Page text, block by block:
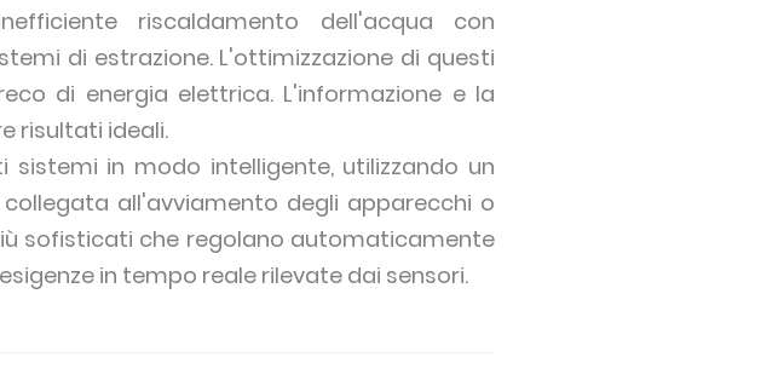
riscaldamento dell'acqua con
di estrazione. L'ottimizzazione di questi
di energia elettrica. L'informazione e la
risultati ideali.
in modo intelligente, utilizzando un
all'avviamento degli apparecchi o
sofisticati che regolano automaticamente
in tempo reale rilevate dai sensori.